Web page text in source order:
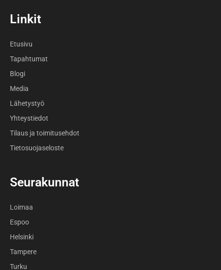
Linkit
Etusivu
Tapahtumat
Blogi
Media
Lähetystyö
Yhteystiedot
Tilaus ja toimitusehdot
Tietosuojaseloste
Seurakunnat
Loimaa
Espoo
Helsinki
Tampere
Turku